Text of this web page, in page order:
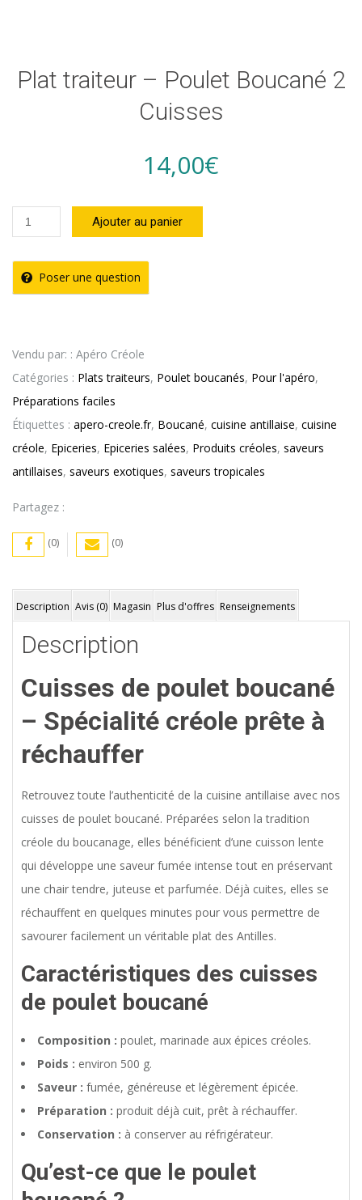
Plat traiteur – Poulet Boucané 2
Cuisses
14,00€
quantité
de
Plat
traiteur
Boucané
2
Cuisses
Ajouter au panier
Poser une question
Vendu par: : Apéro Créole
Catégories : Plats traiteurs, Poulet boucanés, Pour l'apéro,
Préparations faciles
Étiquettes : apero-creole.fr, Boucané, cuisine antillaise, cuisine
créole, Epiceries, Epiceries salées, Produits créoles, saveurs
antillaises, saveurs exotiques, saveurs tropicales
Partagez :
(0) (0)
Description Avis (0) Magasin Plus d'offres Renseignements
Description
Cuisses de poulet boucané
– Spécialité créole prête à
réchauffer
Retrouvez toute l’authenticité de la cuisine antillaise avec nos
cuisses de poulet boucané. Préparées selon la tradition
créole du boucanage, elles bénéficient d’une cuisson lente
qui développe une saveur fumée intense tout en préservant
une chair tendre, juteuse et parfumée. Déjà cuites, elles se
réchauffent en quelques minutes pour vous permettre de
savourer facilement un véritable plat des Antilles.
Caractéristiques des cuisses
de poulet boucané
Composition : poulet, marinade aux épices créoles.
Poids : environ 500 g.
Saveur : fumée, généreuse et légèrement épicée.
Préparation : produit déjà cuit, prêt à réchauffer.
Conservation : à conserver au réfrigérateur.
Qu’est-ce que le poulet